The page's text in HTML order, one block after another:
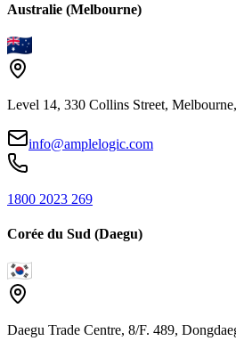
Australie (Melbourne)
Level 14, 330 Collins Street,
info@amplelogic.com
1800 2023 269
Corée du Sud (Daegu)
Daegu Trade Centre, 8/F. 489,